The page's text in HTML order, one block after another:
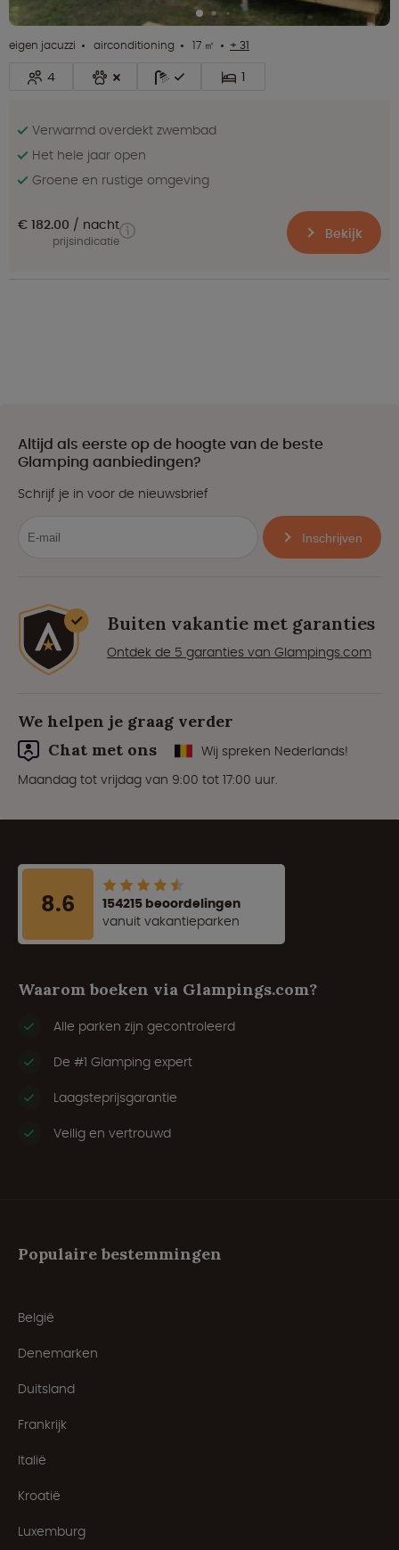
eigen jacuzzi airconditioning 17 ㎡ + 31
4 1
Verwarmd overdekt zwembad
Het hele jaar open
Groene en rustige omgeving
€ 182.00 nacht
prijsindicatie Bekijk
Altijd als eerste op de hoogte van de beste
Glamping aanbiedingen?
Schrijf je in voor de nieuwsbrief
Inschrijven
Buiten vakantie met garanties
Ontdek de 5 garanties van Glampings.com
We helpen je graag verder
Chat met ons
Wij spreken Nederlands!
Maandag tot vrijdag van 9:00 tot 17:00 uur.
8.6
154215 beoordelingen
vanuit vakantieparken
Waarom boeken via Glampings.com?
Alle parken zijn gecontroleerd
De #1 Glamping expert
Laagsteprijsgarantie
Veilig en vertrouwd
Populaire bestemmingen
België
Denemarken
Duitsland
Frankrijk
Italië
Kroatië
Luxemburg